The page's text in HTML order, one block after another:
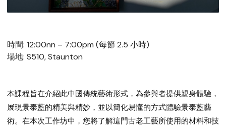
時間: 12:00nn – 7:00pm (每節 2.5 小時)
場地: S510, Staunton
本課程旨在介紹此中國傳統藝術形式，為參與者提供親身體驗，
展現景泰藍的精美與精妙，並以簡化易懂的方式體驗景泰藍藝
術。在本次工作坊中，您將了解這門古老工藝所使用的材料和技